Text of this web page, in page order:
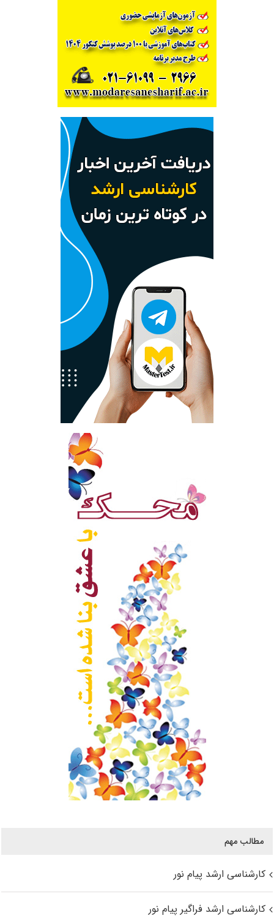
مطالب مهم
کارشناسی ارشد پیام نور
کارشناسی ارشد فراگیر پیام نور